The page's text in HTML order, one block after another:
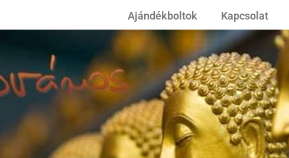
Ajándékboltok Kapcsolat